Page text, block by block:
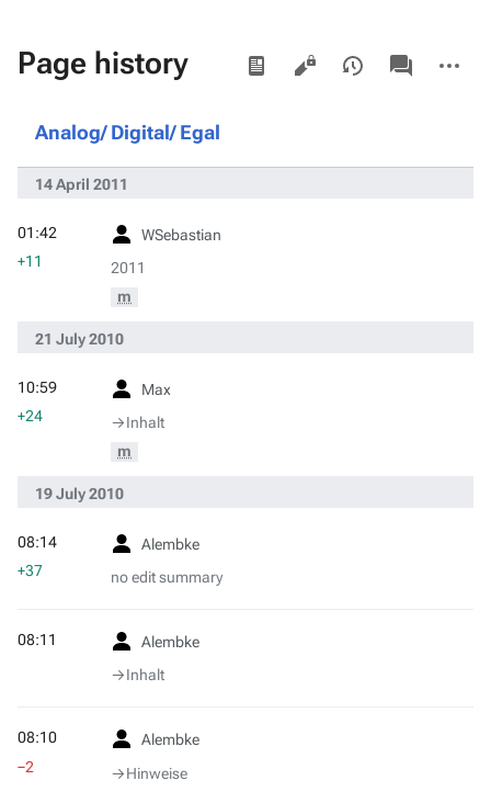
Page history Views
associated-
pages
actions
Analog/ Digital/ Egal
14 April 2011
WSebastian
2011
m
01:42
+11
21 July 2010
Max
→‎Inhalt
m
10:59
+24
19 July 2010
Alembke
no edit summary
08:14
+37
Alembke
→‎Inhalt
08:11
Alembke
→‎Hinweise
08:10
−2